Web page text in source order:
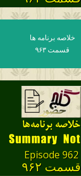
خلاصه برنامه ها
قسمت ۹۶۳
Episode 962
قسمت ۹۶۲